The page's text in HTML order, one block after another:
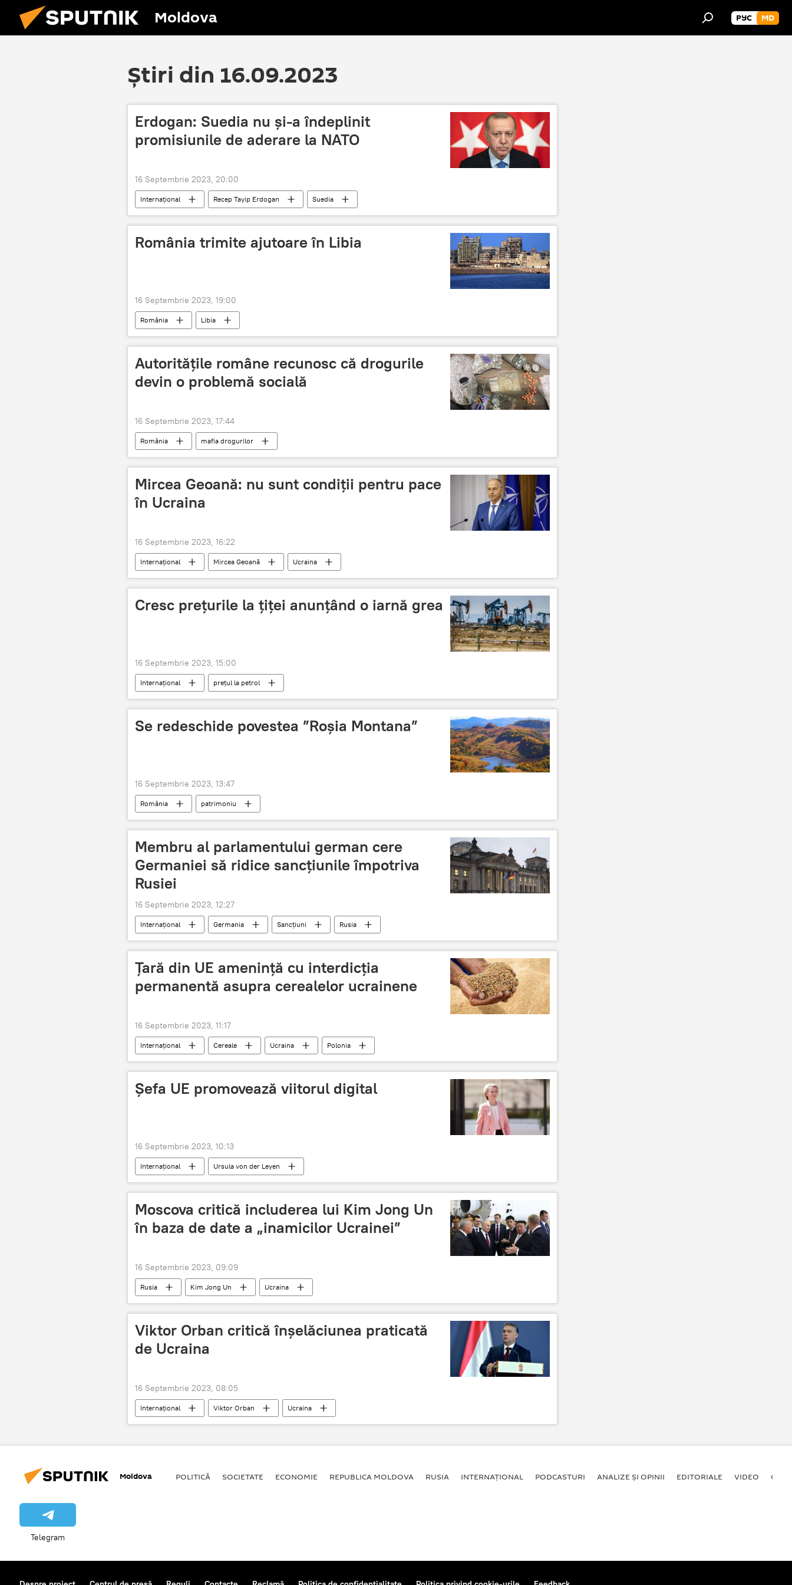
Moldova РУС MD
Știri din 16.09.2023
Erdogan: Suedia nu și-a îndeplinit
promisiunile de aderare la NATO
16 Septembrie 2023, 20:00
Internațional Recep Tayip Erdogan Suedia
România trimite ajutoare în Libia
16 Septembrie 2023, 19:00
România Libia
Autoritățile române recunosc că drogurile
devin o problemă socială
16 Septembrie 2023, 17:44
România mafia drogurilor
Mircea Geoană: nu sunt condiții pentru pace
în Ucraina
16 Septembrie 2023, 16:22
Internațional Mircea Geoană Ucraina
Cresc prețurile la țiței anunțând o iarnă grea
16 Septembrie 2023, 15:00
Internațional preţul la petrol
Se redeschide povestea ”Roșia Montana”
16 Septembrie 2023, 13:47
România patrimoniu
Membru al parlamentului german cere
Germaniei să ridice sancțiunile împotriva
Rusiei
16 Septembrie 2023, 12:27
Internațional Germania Sancțiuni Rusia
Ţară din UE amenință cu interdicția
permanentă asupra cerealelor ucrainene
16 Septembrie 2023, 11:17
Internațional Cereale Ucraina Polonia
Șefa UE promovează viitorul digital
16 Septembrie 2023, 10:13
Internațional Ursula von der Leyen
Moscova critică includerea lui Kim Jong Un
în baza de date a „inamicilor Ucrainei”
16 Septembrie 2023, 09:09
Rusia Kim Jong Un Ucraina
Viktor Orban critică înşelăciunea praticată
de Ucraina
16 Septembrie 2023, 08:05
Internațional Viktor Orban Ucraina
Moldova POLITICĂ SOCIETATE ECONOMIE REPUBLICA MOLDOVA RUSIA INTERNAȚIONAL PODCASTURI ANALIZE ȘI OPINII EDITORIALE VIDEO
Telegram